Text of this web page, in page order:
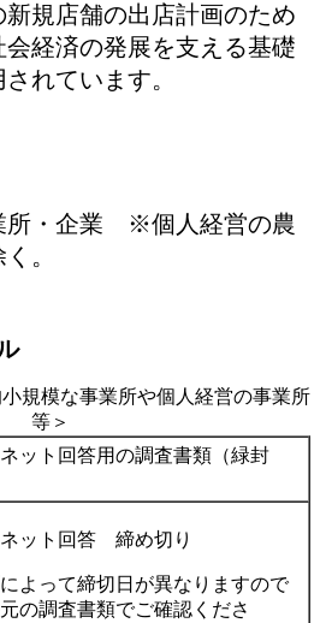
規店舗の出店計画のため
経済の発展を支える基礎
れています。
・企業
※個人経営の農
。
規模な事業所や個人経営の事業所
等＞
ット回答用の調査書類（緑封
ット回答 締め切り
よって締切日が異なりますので
の調査書類でご確認くださ